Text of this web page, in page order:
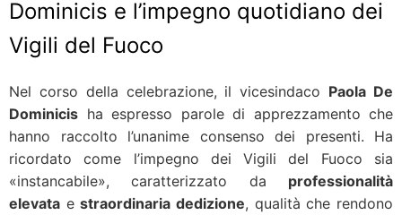
Dominicis e l’impegno quotidiano dei
Vigili del Fuoco
Nel corso della celebrazione, il vicesindaco Paola De
Dominicis ha espresso parole di apprezzamento che
hanno raccolto l’unanime consenso dei presenti. Ha
ricordato come l’impegno dei Vigili del Fuoco sia
«instancabile», caratterizzato da professionalità
elevata estraordinaria dedizione, qualità che rendono